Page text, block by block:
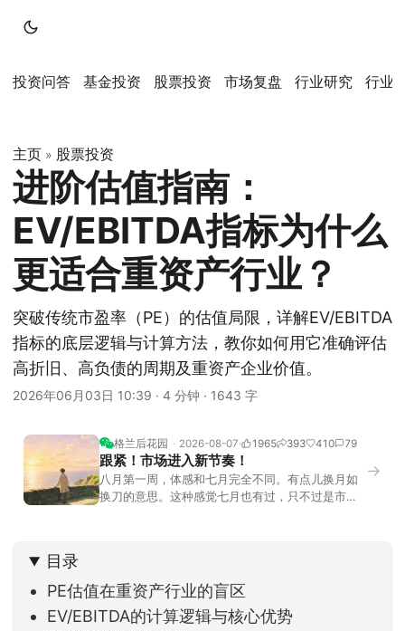
投资问答 基金投资 股票投资 市场复盘 行业研究 行业
主页 » 股票投资
进阶估值指南：
EV/EBITDA指标为什么
更适合重资产行业？
突破传统市盈率（PE）的估值局限，详解EV/EBITDA
指标的底层逻辑与计算方法，教你如何用它准确评估
高折旧、高负债的周期及重资产企业价值。
2026年06月03日 10:39 · 4 分钟 · 1643 字
格兰后花园 2026-08-07 1965 393 410 79
跟紧！市场进入新节奏！
八月第一周，体感和七月完全不同。有点儿换月如
换刀的意思。这种感觉七月也有过，只不过是市场
家感受到了春天般的暖风。指数涨了百点，交易额
回暖到2
→
目录
PE估值在重资产行业的盲区
EV/EBITDA的计算逻辑与核心优势